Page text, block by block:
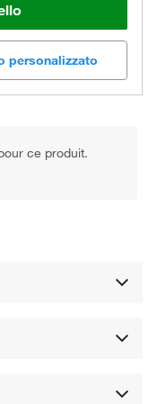
personalizzato
ce produit.